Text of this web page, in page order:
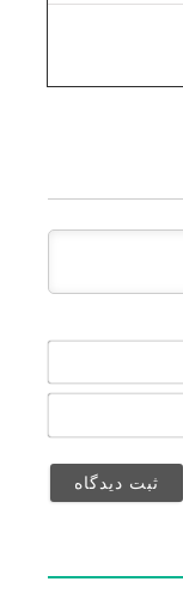
(منتشر